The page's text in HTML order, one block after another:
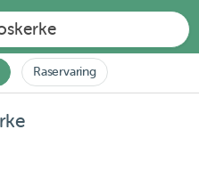
Raservaring